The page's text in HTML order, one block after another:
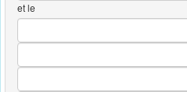
et le